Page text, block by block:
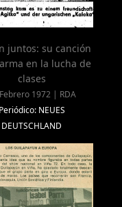
juntos: su canción
en la lucha de
clases
1972 | RDA
Periódico: NEUES
DEUTSCHLAND